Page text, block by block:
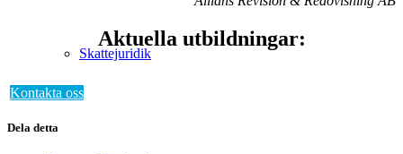
Skattejuridik
Aktuella utbildningar:
Kontakta oss
Dela detta